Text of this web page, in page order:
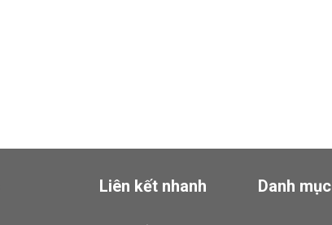
Liên kết nhanh Danh mục